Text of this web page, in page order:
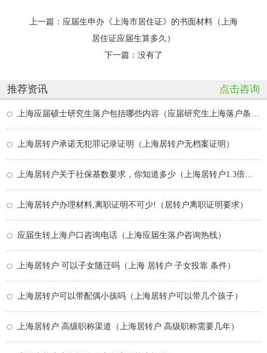
上一篇： 应届生申办《上海市居住证》的书面材料（上海
居住证应届生算多久）
下一篇：没有了
推荐资讯 点击咨询
上海居转户承诺无犯罪记录证明（上海居转户无档案证明）
上海居转户办理材料,离职证明不可少!（居转户离职证明要求）
应届生转上海户口咨询电话（上海应届生落户咨询热线）
上海居转户 可以子女随迁吗（上海 居转户 子女投靠 条件）
上海居转户可以带配偶小孩吗（上海居转户可以带几个孩子）
上海居转户 高级职称渠道（上海居转户 高级职称需要几年）